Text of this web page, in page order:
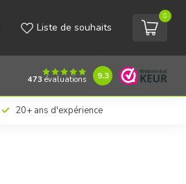
Liste de souhaits
0
473 évaluations 9.3
20+ ans d'expérience